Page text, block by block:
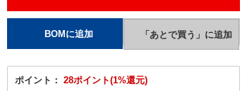
ポイント： 28ポイント(1%還元)